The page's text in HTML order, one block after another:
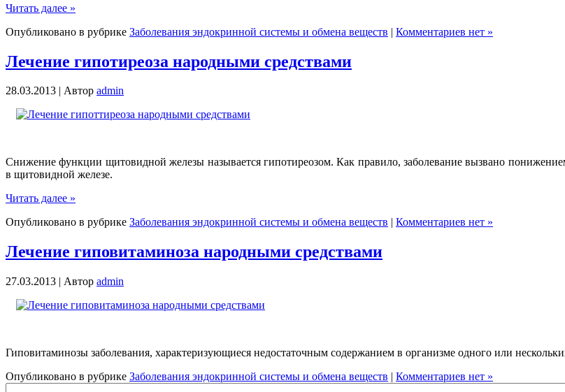
Читать далее »
Опубликовано в рубрике Заболевания эндокринной системы и обмена веществ | Комментариев нет »
Лечение гипотиреоза народными средствами
28.03.2013 | Автор admin
Снижение функции щитовидной железы называется гипотиреозом. Как правило, заболевание вызвано
в щитовидной железе.
Читать далее »
Опубликовано в рубрике Заболевания эндокринной системы и обмена веществ Комментариев нет »
Лечение гиповитаминоза народными средствами
27.03.2013 | Автор admin
Гиповитаминозы заболевания, характеризующиеся недостаточным содержанием в организме одного или
Опубликовано в рубрике Заболевания эндокринной системы и обмена веществ | Комментариев нет »